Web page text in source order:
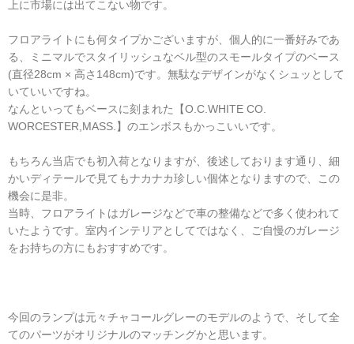
上に市場には出てこない物です。
フロアライトにも何タイプかございますが、個人的に一番好みであ
る、ミニマルでスタイリッシュなベル型のスモールタイプのベース
(直径28cm × 高さ148cm)です。無駄なデザインがなくシュッとして
いていいですね。
なんといってもベースに刻まれた【O.C.WHITE CO.
WORCESTER,MASS.】のエンボスもかっこいいです。
もちろん当店でも初入荷となりますが、後述しております通り、細
かいディテールで見てもナカナカ珍しい個体となりますので、この
機会に是非。
当時、フロアライトはガレージなどで車の整備などで多く使われて
いたようです。室内インテリアとしてではなく、ご自慢のガレージ
をお持ちの方にもおすすめです。
今回のランプは元々チャコールグレーのモデルのようで、そして全
てのパーツがオリジナルのマッチングかと思います。